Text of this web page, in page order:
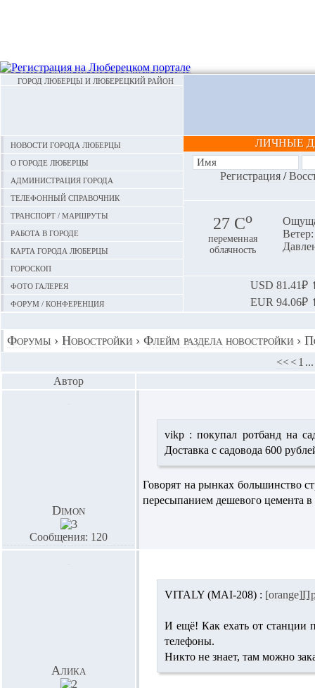
ГОРОД ЛЮБЕРЦЫ И ЛЮБЕРЕЦКИЙ РАЙОН
Новости города Люберцы
О городе Люберцы
Администрация города
Телефонный справочник
Транспорт / маршруты
Работа в городе
Карта города Люберцы
Гороскоп
Фото галерея
Форум / конференция
ЛИЧНЫЕ
Регистрация/
27 Сo
переменная
облачность
USD 81.41₽
EUR 94.06₽
Форумы › Новостройки › Флейм раздела новостройки ›
<<<1 ...
Автор
Dimon
Сообщения: 120
vikp : покупал ротбанд на
Доставка с садовода 600
Говорят на рынках большинство
пересыпанием дешевого цемента
Алика
VITALY (MAI-208) : [orange]
И ещё! Как ехать от станции
телефоны.
Никто не знает, там можно